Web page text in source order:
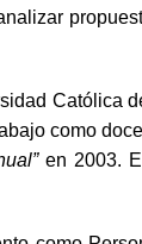
Católica
como
en 2003.